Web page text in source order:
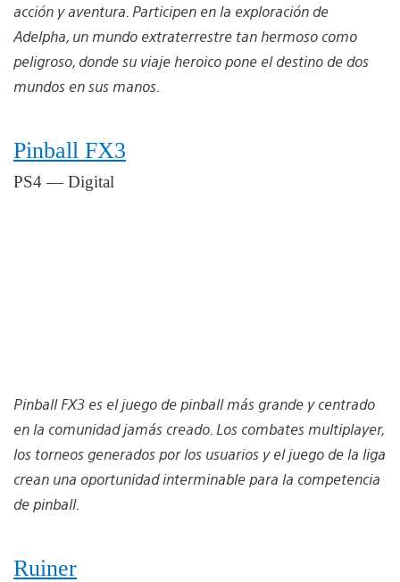
acción y aventura. Participen en la exploración de
Adelpha, un mundo extraterrestre tan hermoso como
peligroso, donde su viaje heroico pone el destino de dos
mundos en sus manos.
Pinball FX3
PS4 — Digital
Pinball FX3 es el juego de pinball más grande y centrado
en la comunidad jamás creado. Los combates multiplayer,
los torneos generados por los usuarios y el juego de la liga
crean una oportunidad interminable para la competencia
de pinball.
Ruiner